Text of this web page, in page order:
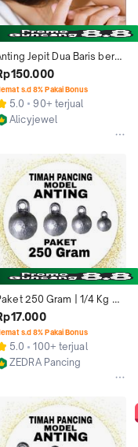
Jepit Dua Baris berat
gram
s.d 8% Pakai Bonus
5.0
90+ terjual
Alicyjewel
250 Gram | 1/4 Kg
pemberat pancing
anting Alat Olahraga
s.d 8% Pakai Bonus
5.0
100+ terjual
ZEDRA Pancing